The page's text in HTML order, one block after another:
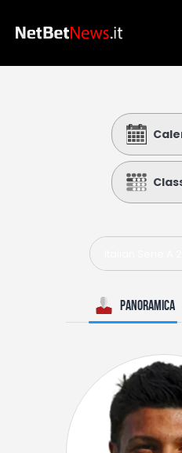
Calcio
Basket
Tennis
Lo Sapevi Che
I consigli di
Panoramica